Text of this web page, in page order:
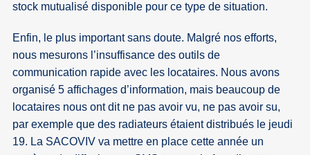
stock mutualisé disponible pour ce type de situation.
Enfin, le plus important sans doute. Malgré nos efforts,
nous mesurons l’insuffisance des outils de
communication rapide avec les locataires. Nous avons
organisé 5 affichages d’information, mais beaucoup de
locataires nous ont dit ne pas avoir vu, ne pas avoir su,
par exemple que des radiateurs étaient distribués le jeudi
19. La SACOVIV va mettre en place cette année un